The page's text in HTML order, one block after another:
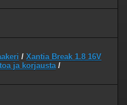
/ Xantia Break 1.8 16V
ja korjausta/